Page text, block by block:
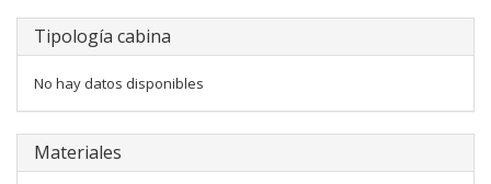
Tipología cabina
No hay datos disponibles
Materiales